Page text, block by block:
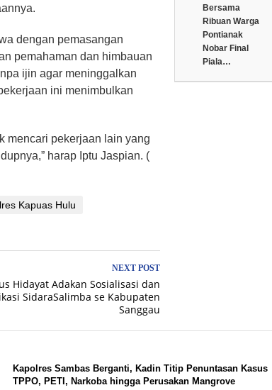
dengan pemasangan
pemahaman dan himbauan
ijin agar meninggalkan
ini menimbulkan
mencari pekerjaan lain yang
harap Iptu Jaspian. (
Kapuas Hulu
NEXT POST
Hidayat Adakan Sosialisasi dan
SidaraSalimba se Kabupaten
Sanggau
Bersama
Ribuan Warga
Pontianak
Nobar Final
Piala…
Kapolres Sambas Berganti, Kadin Titip Penuntasan Kasus
TPPO, PETI, Narkoba hingga Perusakan Mangrove